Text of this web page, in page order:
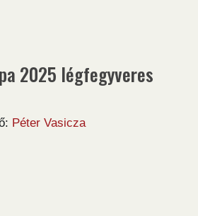
2025 légfegyveres
Péter Vasicza